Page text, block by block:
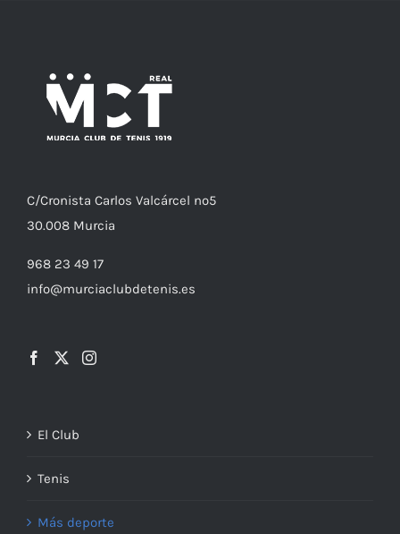
C/Cronista Carlos Valcárcel nº5
30.008 Murcia
968 23 49 17
info@murciaclubdetenis.es
El Club
Tenis
Más deporte